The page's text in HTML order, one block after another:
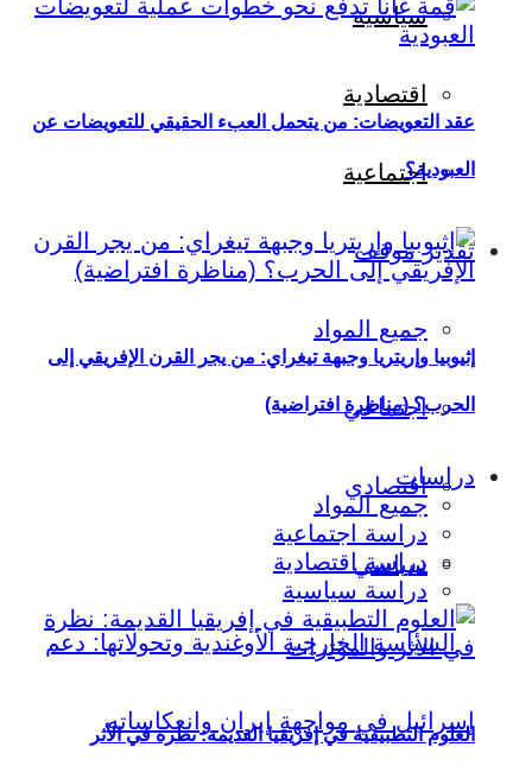
سياسية
اقتصادية
اجتماعية
تقدير موقف
جميع المواد
اجتماعي
اقتصادي
سياسي
عقد التعويضات: من يتحمل العبء الحقيقي للتعويضات عن
العبودية؟
إثيوبيا وإريتريا وجبهة تيغراي: من يجر القرن الإفريقي إلى
الحرب؟ (مناظرة افتراضية)
دراسات
جميع المواد
دراسة اجتماعية
دراسة اقتصادية
دراسة سياسية
العلوم التطبيقية في إفريقيا القديمة: نظرة في الأثر